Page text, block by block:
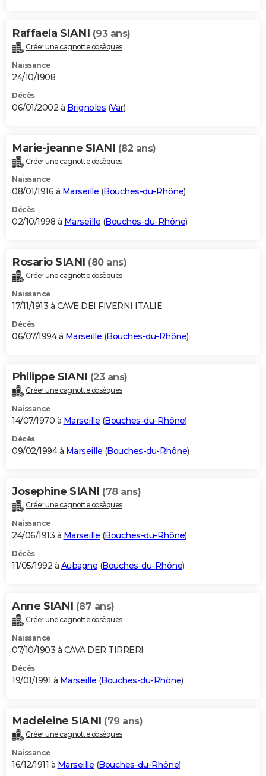
Raffaela SIANI (93 ans)
Créer une cagnotte obsèques
Naissance
24/10/1908
Décès
06/01/2002 à Brignoles (Var)
Marie-jeanne SIANI (82 ans)
Créer une cagnotte obsèques
Naissance
08/01/1916 à Marseille (Bouches-du-Rhône)
Décès
02/10/1998 à Marseille (Bouches-du-Rhône)
Rosario SIANI (80 ans)
Créer une cagnotte obsèques
Naissance
17/11/1913 à CAVE DEI FIVERNI ITALIE
Décès
06/07/1994 à Marseille (Bouches-du-Rhône)
Philippe SIANI (23 ans)
Créer une cagnotte obsèques
Naissance
14/07/1970 à Marseille (Bouches-du-Rhône)
Décès
09/02/1994 à Marseille (Bouches-du-Rhône)
Josephine SIANI (78 ans)
Créer une cagnotte obsèques
Naissance
24/06/1913 à Marseille (Bouches-du-Rhône)
Décès
11/05/1992 à Aubagne (Bouches-du-Rhône)
Anne SIANI (87 ans)
Créer une cagnotte obsèques
Naissance
07/10/1903 à CAVA DER TIRRERI
Décès
19/01/1991 à Marseille (Bouches-du-Rhône)
Madeleine SIANI (79 ans)
Créer une cagnotte obsèques
Naissance
16/12/1911 à Marseille (Bouches-du-Rhône)